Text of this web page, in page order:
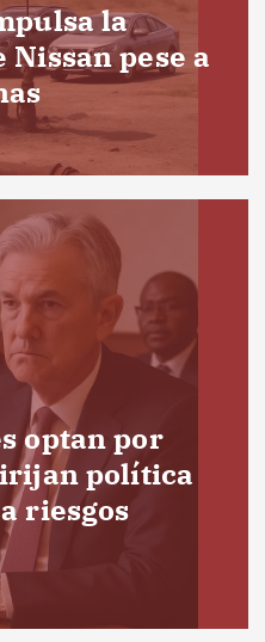
la
pese a
optan por
política
riesgos